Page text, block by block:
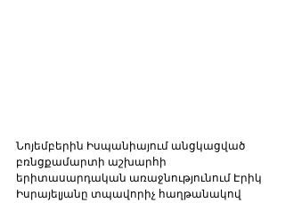
Նոյեմբերին Իսպանիայում անցկացված
բռնցքամարտի աշխարհի
երիտասարդական առաջնությունում Էրիկ
Իսրայելյանը տպավորիչ հաղթանակով